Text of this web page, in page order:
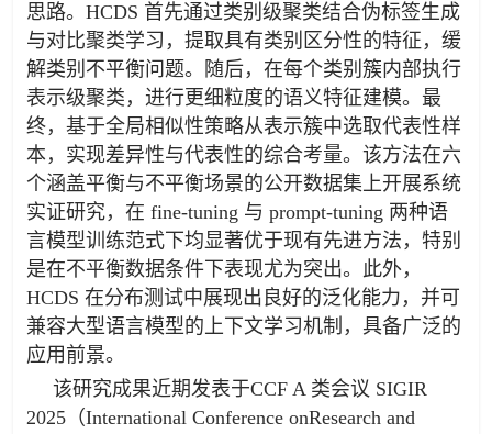
思路。 HCDS 首先通过类别级聚类结合伪标签生成
与对比聚类学习，提取具有类别区分性的特征，缓
解类别不平衡问题。随后，在每个类别簇内部执行
表示级聚类，进行更细粒度的语义特征建模。最
终，基于全局相似性策略从表示簇中选取代表性样
本，实现差异性与代表性的综合考量。该方法在六
个涵盖平衡与不平衡场景的公开数据集上开展系统
实证研究，在 fine-tuning 与 prompt-tuning 两种语
言模型训练范式下均显著优于现有先进方法，特别
是在不平衡数据条件下表现尤为突出。此外，
HCDS 在分布测试中展现出良好的泛化能力，并可
兼容大型语言模型的上下文学习机制，具备广泛的
应用前景。
该研究成果近期发表于CCF A 类会议 SIGIR
2025（International Conference onResearch and